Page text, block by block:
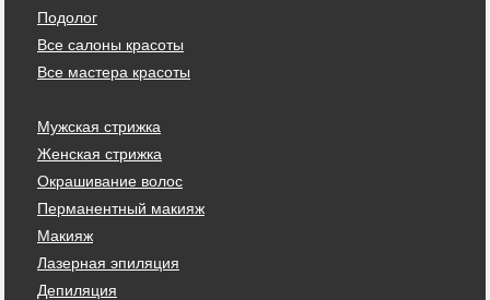
Подолог
Все салоны красоты
Все мастера красоты
Мужская стрижка
Женская стрижка
Окрашивание волос
Перманентный макияж
Макияж
Лазерная эпиляция
Депиляция